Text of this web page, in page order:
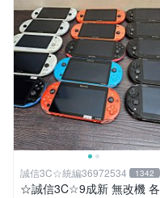
誠信3C☆統編36972534 1342
☆誠信3C☆9成新 無改機 各